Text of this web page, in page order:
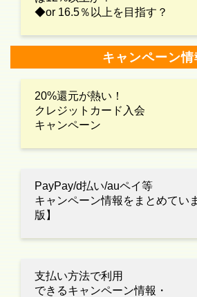
◆or 16.5％以上を目指す？
キャンペーン情
20%還元が熱い！
クレジットカード入会
キャンペーン
PayPay/d払い/auペイ等
キャンペーン情報をまとめてい
版】
支払い方法で利用
できるキャンペーン情報・